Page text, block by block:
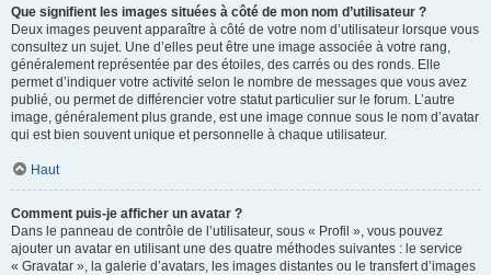
Que signifient les images situées à côté de mon nom d’utilisateur ?
Deux images peuvent apparaître à côté de votre nom d’utilisateur lorsque vous
consultez un sujet. Une d’elles peut être une image associée à votre rang,
généralement représentée par des étoiles, des carrés ou des ronds. Elle
permet d’indiquer votre activité selon le nombre de messages que vous avez
publié, ou permet de différencier votre statut particulier sur le forum. L’autre
image, généralement plus grande, est une image connue sous le nom d’avatar
qui est bien souvent unique et personnelle à chaque utilisateur.
Haut
Comment puis-je afficher un avatar ?
Dans le panneau de contrôle de l’utilisateur, sous « Profil », vous pouvez
ajouter un avatar en utilisant une des quatre méthodes suivantes : le service
« Gravatar », la galerie d’avatars, les images distantes ou le transfert d’images